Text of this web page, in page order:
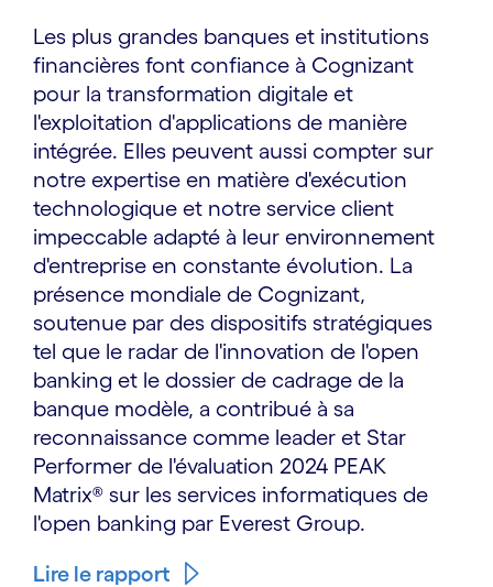
Les plus grandes banques et institutions
financières font confiance à Cognizant
pour la transformation digitale et
l'exploitation d'applications de manière
intégrée. Elles peuvent aussi compter sur
notre expertise en matière d'exécution
technologique et notre service client
impeccable adapté à leur environnement
d'entreprise en constante évolution. La
présence mondiale de Cognizant,
soutenue par des dispositifs stratégiques
tel que le radar de l'innovation de l'open
banking et le dossier de cadrage de la
banque modèle, a contribué à sa
reconnaissance comme leader et Star
Performer de l'évaluation 2024 PEAK
Matrix® sur les services informatiques de
l'open banking par Everest Group.
Lire le rapport